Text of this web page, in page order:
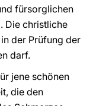
fürsorglichen
Die christliche
der Prüfung der
darf.
jene schönen
die den